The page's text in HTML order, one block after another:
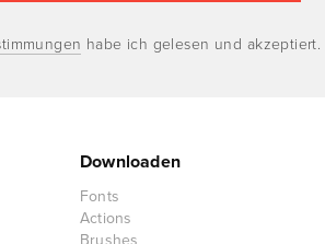
habe ich gelesen und akzeptiert.
Downloaden
Fonts
Actions